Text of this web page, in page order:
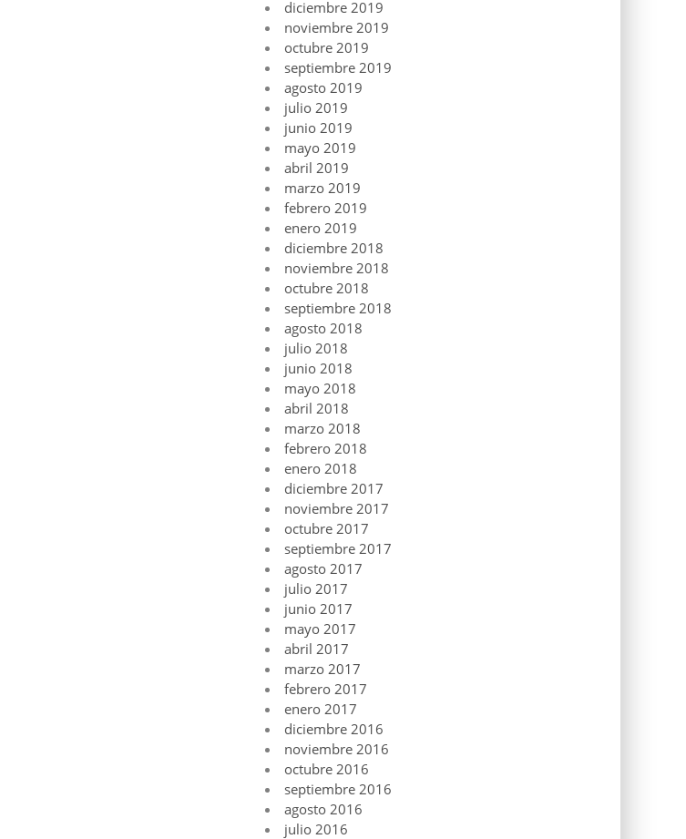
diciembre 2019
noviembre 2019
octubre 2019
septiembre 2019
agosto 2019
julio 2019
junio 2019
mayo 2019
abril 2019
marzo 2019
febrero 2019
enero 2019
diciembre 2018
noviembre 2018
octubre 2018
septiembre 2018
agosto 2018
julio 2018
junio 2018
mayo 2018
abril 2018
marzo 2018
febrero 2018
enero 2018
diciembre 2017
noviembre 2017
octubre 2017
septiembre 2017
agosto 2017
julio 2017
junio 2017
mayo 2017
abril 2017
marzo 2017
febrero 2017
enero 2017
diciembre 2016
noviembre 2016
octubre 2016
septiembre 2016
agosto 2016
julio 2016